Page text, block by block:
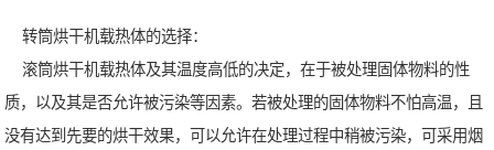
转筒烘干机载热体的选择：
滚筒烘干机载热体及其温度高低的决定，在于被处理固体物料的性
质，以及其是否允许被污染等因素。若被处理的固体物料不怕高温，且
没有达到先要的烘干效果，可以允许在处理过程中稍被污染，可采用烟